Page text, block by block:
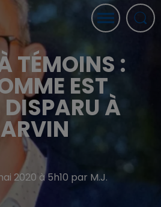
TÉMOINS :
EST
DISPARU À
2020 à 5h10 par M.J.